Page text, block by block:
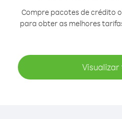
Compre pacotes de crédito
para obter as melhores